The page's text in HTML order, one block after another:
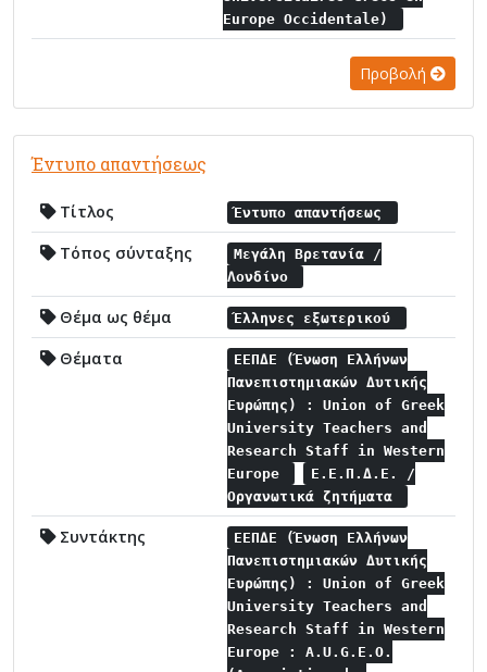
Europe Occidentale)
Προβολή
Έντυπο απαντήσεως
Τίτλος Έντυπο απαντήσεως
Τόπος σύνταξης
Μεγάλη Βρετανία /
Λονδίνο
Θέμα ως θέμα Έλληνες εξωτερικού
Θέματα
ΕΕΠΔΕ (Ένωση Ελλήνων
Πανεπιστημιακών Δυτικής
Ευρώπης) : Union of Greek
University Teachers and
Research Staff in Western
Europe
Ε.Ε.Π.Δ.Ε. /
Οργανωτικά ζητήματα
Συντάκτης
ΕΕΠΔΕ (Ένωση Ελλήνων
Πανεπιστημιακών Δυτικής
Ευρώπης) : Union of Greek
University Teachers and
Research Staff in Western
Europe : A.U.G.E.O.